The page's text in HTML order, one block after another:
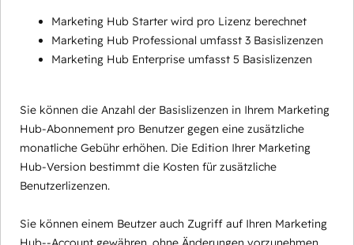
Marketing Hub Starter wird pro Lizenz berechnet
Marketing Hub Professional umfasst 3 Basislizenzen
Marketing Hub Enterprise umfasst 5 Basislizenzen
Sie können die Anzahl der Basislizenzen in Ihrem Marketing
Hub-Abonnement pro Benutzer gegen eine zusätzliche
monatliche Gebühr erhöhen. Die Edition Ihrer Marketing
Hub-Version bestimmt die Kosten für zusätzliche
Benutzerlizenzen.
Sie können einem Beutzer auch Zugriff auf Ihren Marketing